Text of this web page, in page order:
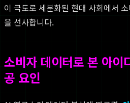
이 극도로 세분화된 현대 사회에서
을 선사합니다.
소비자 데이터로 본 아이
공 요인